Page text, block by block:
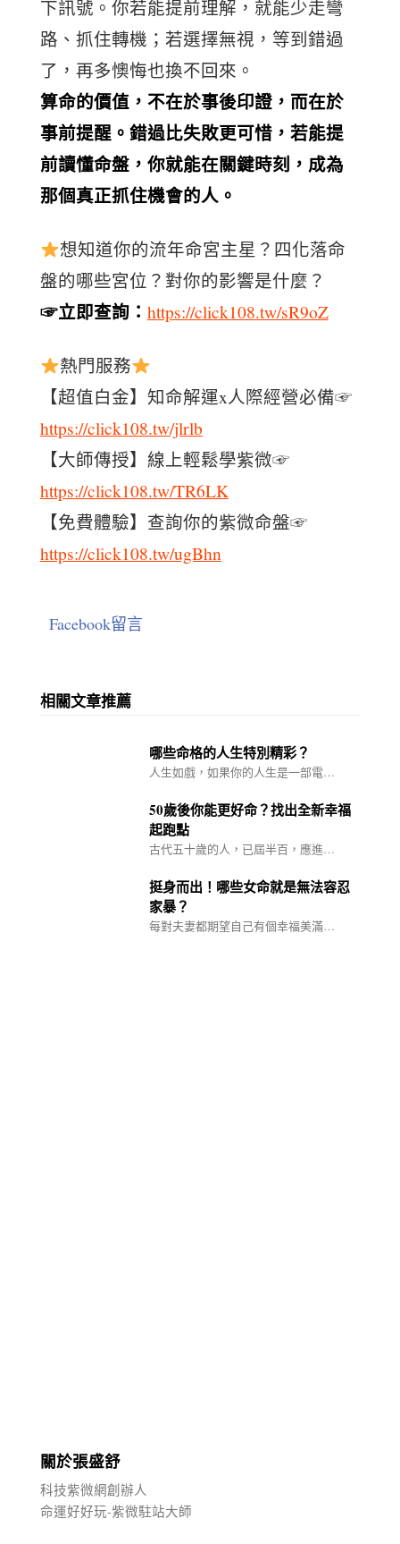
下訊號。你若能提前理解，就能少走彎
路、抓住轉機；若選擇無視，等到錯過
了，再多懊悔也換不回來。
算命的價值，不在於事後印證，而在於
事前提醒。錯過比失敗更可惜，若能提
前讀懂命盤，你就能在關鍵時刻，成為
那個真正抓住機會的人。
想知道你的流年命宮主星？四化落命
盤的哪些宮位？對你的影響是什麼？
☞立即查詢： https://click108.tw/sR9oZ
熱門服務
【超值白金】知命解運x人際經營必備☞
https://click108.tw/jlrlb
【大師傳授】線上輕鬆學紫微☞
https://click108.tw/TR6LK
【免費體驗】查詢你的紫微命盤☞
https://click108.tw/ugBhn
Facebook留言
相關文章推薦
哪些命格的人生特別精彩？
人生如戲，如果你的人生是一部電…
50歲後你能更好命？找出全新幸福
起跑點
古代五十歲的人，已屆半百，應進…
挺身而出！哪些女命就是無法容忍
家暴？
每對夫妻都期望自己有個幸福美滿…
關於張盛舒
科技紫微網創辦人
命運好好玩-紫微駐站大師